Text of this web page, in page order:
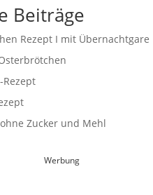
Beiträge
Rezept I mit Übernachtgare
Rezept
Zucker und Mehl
Werbung